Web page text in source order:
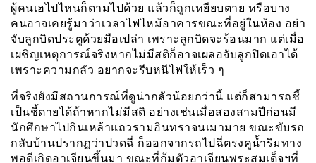
ผู้คนเฮไปไหนก็ตามไปด้วย แล้วก็ถูกเหยียบตาย หรือบาง
คนอาจเคยรู้มาว่าเวลาไฟไหม้อาคารขณะที่อยู่ในห้อง อย่า
จับลูกบิดประตูด้วยมือเปล่า เพราะลูกบิดจะร้อนมาก แต่เมื่อ
เผชิญเหตุการณ์จริงหากไม่มีสติก็อาจเผลอจับลูกปิดเอาได้
เพราะความกลัว อยากจะรีบหนีไฟให้เร็ว ๆ
ที่จริงยังมีสถานการณ์ที่ดูน่ากลัวน้อยกว่านี้ แต่ก็สามารถชี้
เป็นชี้ตายได้ถ้าหากไม่มีสติ อย่างเช่นเมื่อสองสามปีก่อนมี
นักศึกษาไปกินเหล้าแถวรามอินทราจนเมามาย ขณะขับรถ
กลับบ้านปรากฏว่าปวดฉี่ ก็ออกจากรถไปฉี่ตรงคูน้ำริมทาง
พอดีเกิดอาเจียนขึ้นมา ขณะที่ก้มตัวอาเจียนพระสมเด็จฯที่